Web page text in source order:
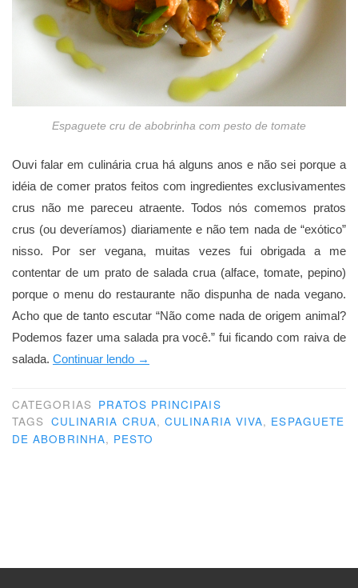
Espaguete cru de abobrinha com pesto de tomate
Ouvi falar em culinária crua há alguns anos e não sei porque a
idéia de comer pratos feitos com ingredientes exclusivamentes
crus não me pareceu atraente. Todos nόs comemos pratos
crus (ou deveríamos) diariamente e não tem nada de “exόtico”
nisso. Por ser vegana, muitas vezes fui obrigada a me
contentar de um prato de salada crua (alface, tomate, pepino)
porque o menu do restaurante não dispunha de nada vegano.
Acho que de tanto escutar “Não come nada de origem animal?
Podemos fazer uma salada pra você.” fui ficando com raiva de
salada. Continuar lendo “Revolução
→
CATEGORIAS PRATOS PRINCIPAIS
TAGS CULINARIA CRUA,CULINARIA VIVA, ESPAGUETE
DE ABOBRINHA, PESTO